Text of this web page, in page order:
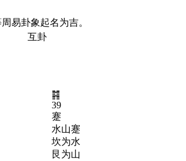
易卦象起名为吉。
互卦
䷦
39
蹇
水山蹇
坎为水
艮为山